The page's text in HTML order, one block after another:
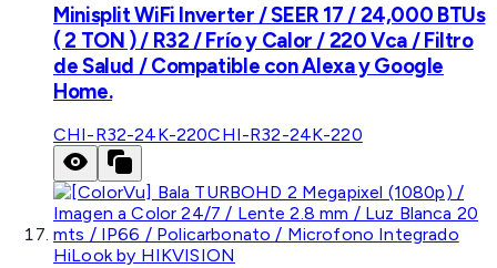
Minisplit WiFi Inverter / SEER 17 / 24,000 BTUs
( 2 TON ) / R32 / Frío y Calor / 220 Vca / Filtro
de Salud / Compatible con Alexa y Google
Home.
CHI-R32-24K-220CHI-R32-24K-220
HiLook by HIKVISION